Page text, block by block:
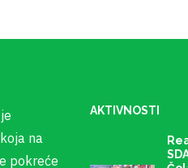
na
pokreće
AKTIVNOSTI